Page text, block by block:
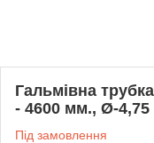
Гальмівна
- 4600 мм., Ø-
Під замовлення